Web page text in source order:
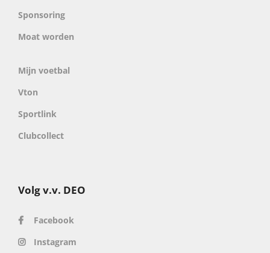
Sponsoring
Moat worden
Mijn voetbal
Vton
Sportlink
Clubcollect
Volg v.v. DEO
Facebook
Instagram